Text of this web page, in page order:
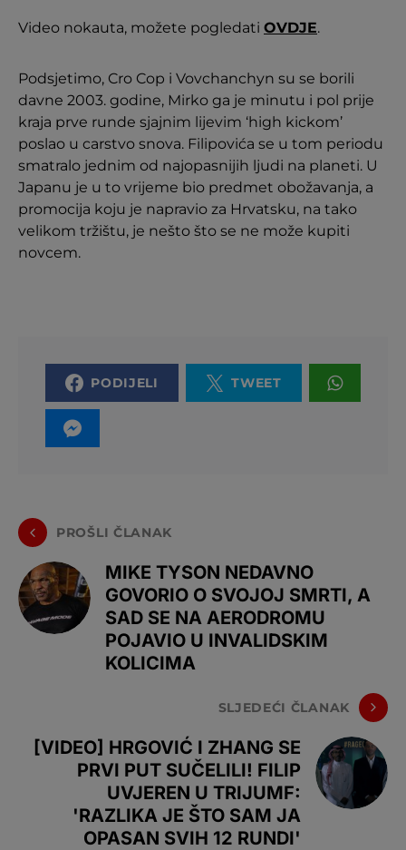
Video nokauta, možete pogledati OVDJE.
Podsjetimo, Cro Cop i Vovchanchyn su se borili
davne 2003. godine, Mirko ga je minutu i pol prije
kraja prve runde sjajnim lijevim ‘high kickom’
poslao u carstvo snova. Filipovića se u tom periodu
smatralo jednim od najopasnijih ljudi na planeti. U
Japanu je u to vrijeme bio predmet obožavanja, a
promocija koju je napravio za Hrvatsku, na tako
velikom tržištu, je nešto što se ne može kupiti
novcem.
PODIJELI TWEET
PROŠLI ČLANAK
MIKE TYSON NEDAVNO
GOVORIO O SVOJOJ SMRTI, A
SAD SE NA AERODROMU
POJAVIO U INVALIDSKIM
KOLICIMA
SLJEDEĆI ČLANAK
[VIDEO] HRGOVIĆ I ZHANG SE
PRVI PUT SUČELILI! FILIP
UVJEREN U TRIJUMF:
'RAZLIKA JE ŠTO SAM JA
OPASAN SVIH 12 RUNDI'